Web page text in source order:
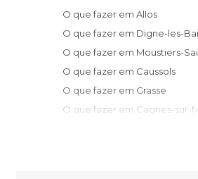
O que fazer em Allos
O que fazer em Digne-les-
O que fazer em Moustiers-
O que fazer em Caussols
O que fazer em Grasse
O que fazer em Cagnes-sur-